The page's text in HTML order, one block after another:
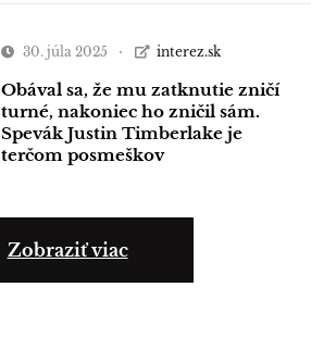
30. júla 2025 interez.sk
Obával sa, že mu zatknutie zničí
turné, nakoniec ho zničil sám.
Spevák Justin Timberlake je
terčom posmeškov
Zobraziť viac